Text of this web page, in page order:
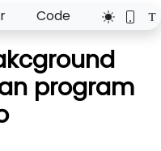
Code
program